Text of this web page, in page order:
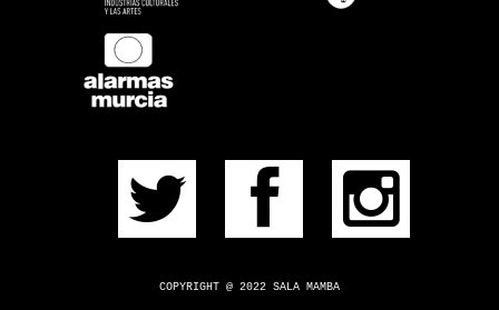
COPYRIGHT @ 2022 SALA MAMBA